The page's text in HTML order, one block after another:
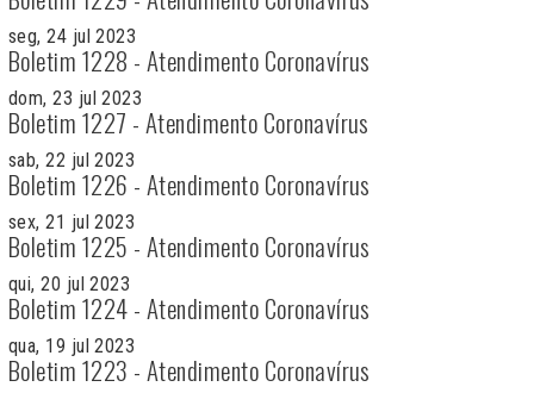
seg, 24 jul 2023
Boletim 1228 - Atendimento Coronavírus
dom, 23 jul 2023
Boletim 1227 - Atendimento Coronavírus
sab, 22 jul 2023
Boletim 1226 - Atendimento Coronavírus
sex, 21 jul 2023
Boletim 1225 - Atendimento Coronavírus
qui, 20 jul 2023
Boletim 1224 - Atendimento Coronavírus
qua, 19 jul 2023
Boletim 1223 - Atendimento Coronavírus